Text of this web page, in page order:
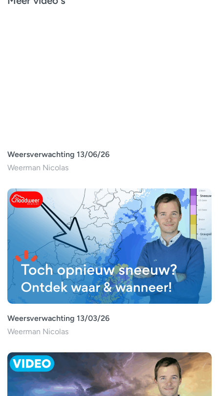
Weersverwachting 13/06/26
Weerman Nicolas
Weersverwachting 13/03/26
Weerman Nicolas